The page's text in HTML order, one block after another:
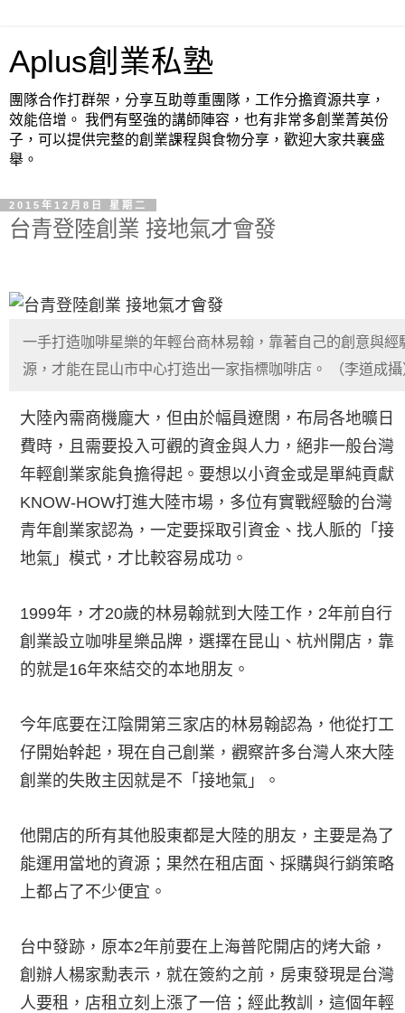
Aplus創業私塾
團隊合作打群架，分享互助尊重團隊，工作分擔資源共享，
效能倍增。 我們有堅強的講師陣容，也有非常多創業菁英份
子，可以提供完整的創業課程與食物分享，歡迎大家共襄盛
舉。
2015年12月8日 星期二
台青登陸創業 接地氣才會發
一手打造咖啡星樂的年輕台商林易翰，靠著自己的創意與經
源，才能在昆山市中心打造出一家指標咖啡店。 （李道成
大陸內需商機龐大，但由於幅員遼闊，布局各地曠日
費時，且需要投入可觀的資金與人力，絕非一般台灣
年輕創業家能負擔得起。要想以小資金或是單純貢獻
KNOW-HOW打進大陸市場，多位有實戰經驗的台灣
青年創業家認為，一定要採取引資金、找人脈的「接
地氣」模式，才比較容易成功。
1999年，才20歲的林易翰就到大陸工作，2年前自行
創業設立咖啡星樂品牌，選擇在昆山、杭州開店，靠
的就是16年來結交的本地朋友。
今年底要在江陰開第三家店的林易翰認為，他從打工
仔開始幹起，現在自己創業，觀察許多台灣人來大陸
創業的失敗主因就是不「接地氣」。
他開店的所有其他股東都是大陸的朋友，主要是為了
能運用當地的資源；果然在租店面、採購與行銷策略
上都占了不少便宜。
台中發跡，原本2年前要在上海普陀開店的烤大爺，
創辦人楊家勳表示，就在簽約之前，房東發現是台灣
人要租，店租立刻上漲了一倍；經此教訓，這個年輕